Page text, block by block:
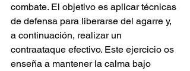
combate. El objetivo es aplicar técnicas
de defensa para liberarse del agarre y,
a continuación, realizar un
contraataque efectivo. Este ejercicio os
enseña a mantener la calma bajo